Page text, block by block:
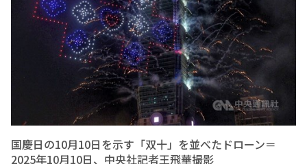
国慶日の10月10日を示す「双十」を並べたドローン＝
2025年10月10日、中央社記者王飛華撮影